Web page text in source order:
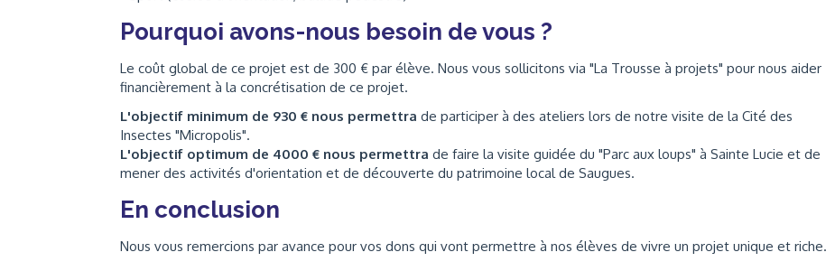
Pourquoi avons-nous besoin de vous ?
Le coût global de ce projet est de 300 € par élève. Nous vous sollicitons via "La Trousse à projets" pour nous aider
financièrement à la concrétisation de ce projet.
L'objectif minimum de 930 € nous permettra de participer à des ateliers lors de notre visite de la Cité des
Insectes "Micropolis".
L'objectif optimum de 4000 € nous permettra de faire la visite guidée du "Parc aux loups" à Sainte Lucie et de
mener des activités d'orientation et de découverte du patrimoine local de Saugues.
En conclusion
Nous vous remercions par avance pour vos dons qui vont permettre à nos élèves de vivre un projet unique et riche.